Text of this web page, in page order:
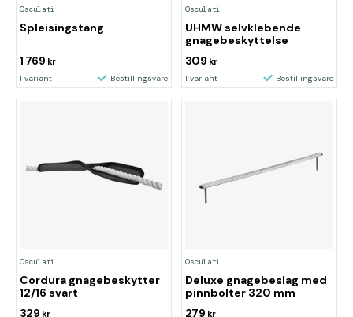
Osculati
Spleisingstang
1 769 kr
1 variant Bestillingsvare
Osculati
UHMW selvklebende
gnagebeskyttelse
309 kr
1 variant Bestillingsvare
Osculati
Cordura gnagebeskytter
12/16 svart
329 kr
Osculati
Deluxe gnagebeslag med
pinnbolter 320 mm
279 kr